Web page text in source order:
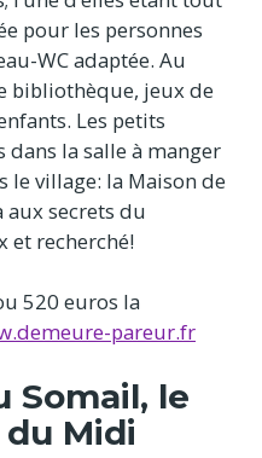
pour les personnes
WC adaptée. Au
bibliothèque, jeux de
Les petits
dans la salle à manger
le village: la Maison de
secrets du
et recherché!
520 euros la
pareur.fr
Somail, le
Midi